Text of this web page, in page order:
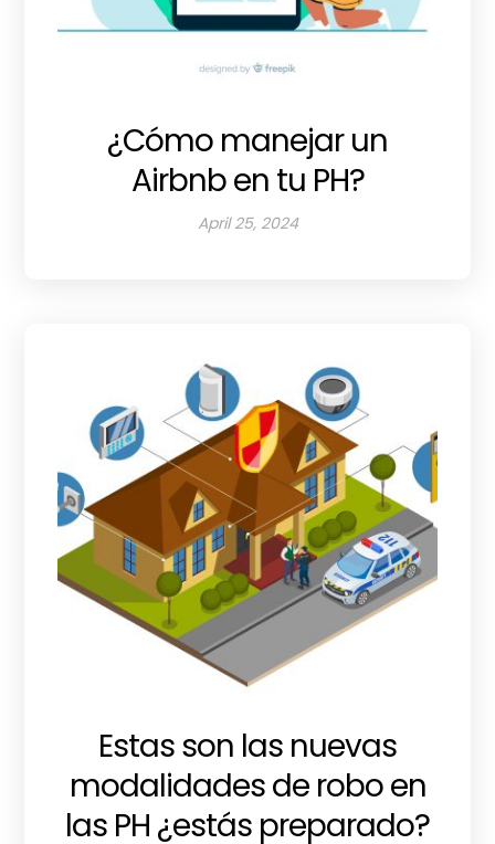
¿Cómo manejar un
Airbnb en tu PH?
April 25, 2024
Estas son las nuevas
modalidades de robo en
las PH ¿estás preparado?